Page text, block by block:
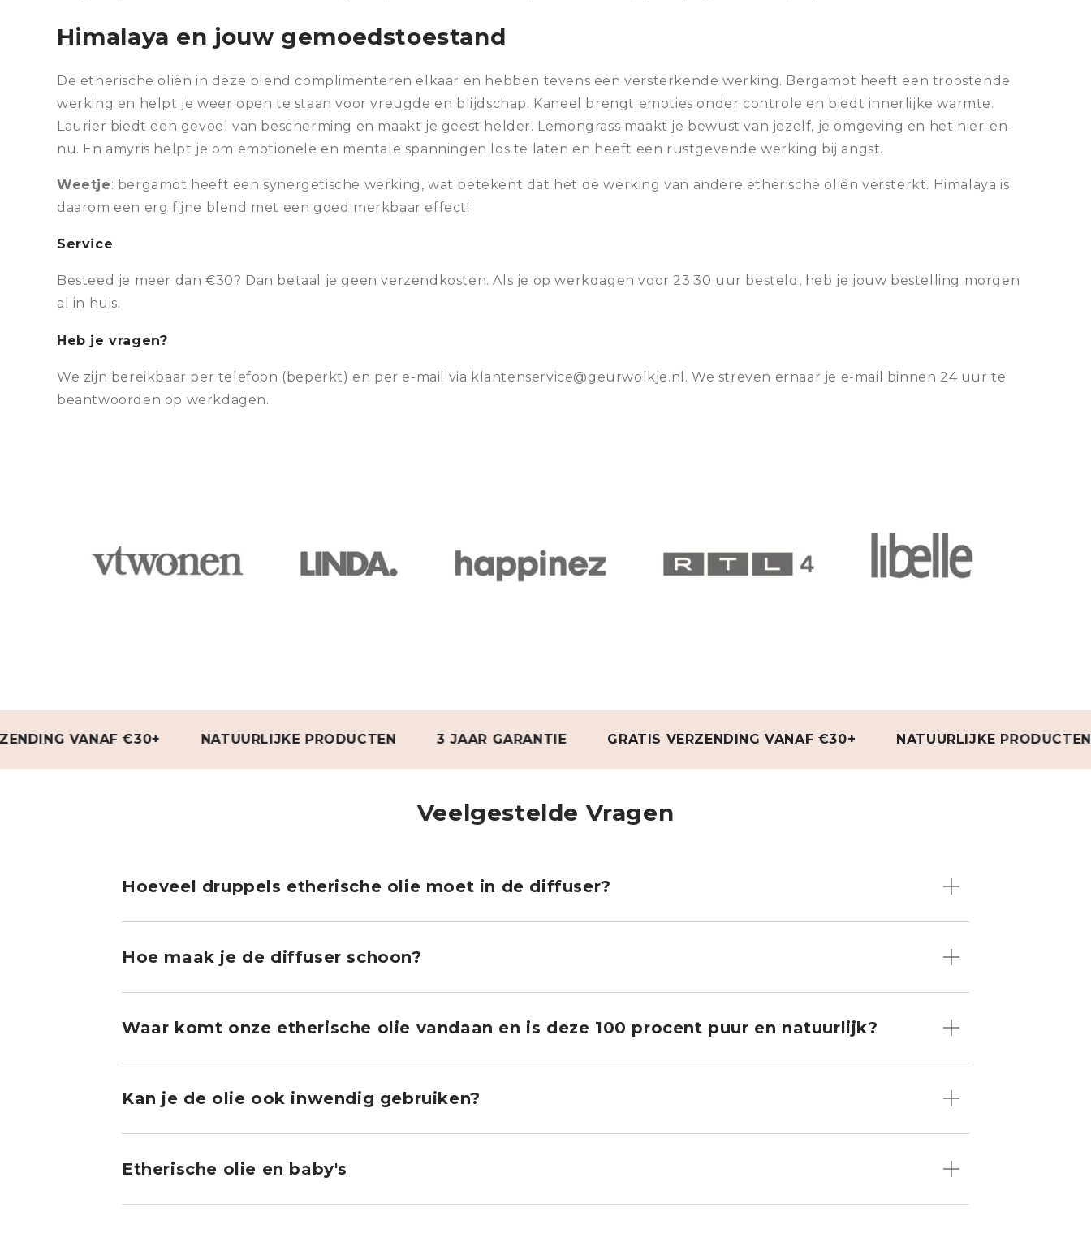
Himalaya en jouw gemoedstoestand
De etherische oliën in deze blend complimenteren elkaar en hebben tevens een versterkende werking. Bergamot heeft een troostende
werking en helpt je weer open te staan voor vreugde en blijdschap. Kaneel brengt emoties onder controle en biedt innerlijke warmte.
Laurier biedt een gevoel van bescherming en maakt je geest helder. Lemongrass maakt je bewust van jezelf, je omgeving en het hier-en-
nu. En amyris helpt je om emotionele en mentale spanningen los te laten en heeft een rustgevende werking bij angst.
Weetje: bergamot heeft een synergetische werking, wat betekent dat het de werking van andere etherische oliën versterkt. Himalaya is
daarom een erg fijne blend met een goed merkbaar effect!
Service
Besteed je meer dan €30? Dan betaal je geen verzendkosten. Als je op werkdagen voor 23.30 uur besteld, heb je jouw bestelling morgen
al in huis.
Heb je vragen?
We zijn bereikbaar per telefoon (beperkt) en per e-mail via klantenservice@geurwolkje.nl. We streven ernaar je e-mail binnen 24 uur te
beantwoorden op werkdagen.
VANAF €30+ NATUURLIJKE PRODUCTEN 3 JAAR GARANTIE GRATIS VERZENDING VANAF €30+ NATUURLIJKE PRODUCTEN 3
Veelgestelde Vragen
Hoeveel druppels etherische olie moet in de diffuser?
Hoe maak je de diffuser schoon?
Waar komt onze etherische olie vandaan en is deze 100 procent puur en natuurlijk?
Kan je de olie ook inwendig gebruiken?
Etherische olie en baby's